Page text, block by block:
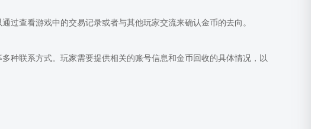
过查看游戏中的交易记录或者与其他玩家交流来确认金币的去向。
种联系方式。玩家需要提供相关的账号信息和金币回收的具体情况，以